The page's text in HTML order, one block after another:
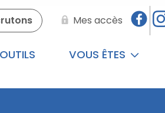
Mes accès
VOUS ÊTES